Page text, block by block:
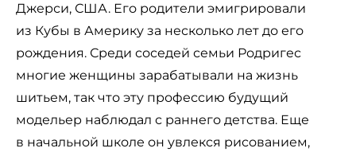
Джерси, США. Его родители эмигрировали
из Кубы в Америку за несколько лет до его
рождения. Среди соседей семьи Родригес
многие женщины зарабатывали на жизнь
шитьем, так что эту профессию будущий
модельер наблюдал с раннего детства. Еще
в начальной школе он увлекся рисованием,